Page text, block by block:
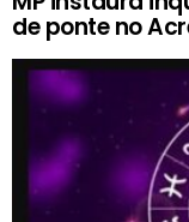
de ponte no